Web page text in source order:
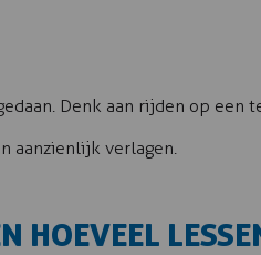
Denk aan rijden op
aanzienlijk verlagen.
HOEVEEL